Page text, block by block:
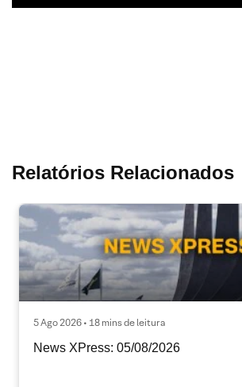
Relatórios Relacionados
5 Ago 2026 • 18 mins de leitura
News XPress: 05/08/2026